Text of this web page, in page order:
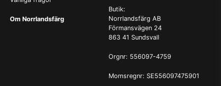
Om Norrlandsfärg
Butik:
Norrlandsfärg AB
Förmansvägen 24
863 41 Sundsvall
Orgnr: 556097-4759
Momsregnr: SE556097475901